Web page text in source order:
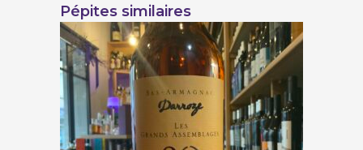
Pépites similaires